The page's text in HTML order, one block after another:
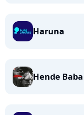
Haruna
Hende Baba